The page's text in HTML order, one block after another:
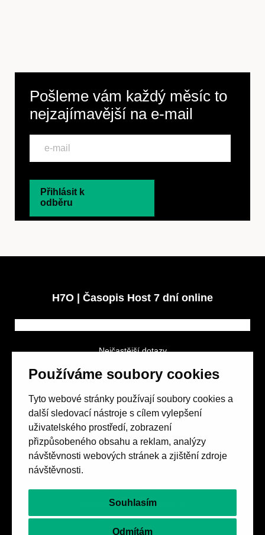
Používáme soubory cookies
Tyto webové stránky používají soubory cookies a
další sledovací nástroje s cílem vylepšení
uživatelského prostředí, zobrazení
přizpůsobeného obsahu a reklam, analýzy
návštěvnosti webových stránek a zjištění zdroje
návštěvnosti.
Souhlasím
Odmítám
Pošleme vám každý měsíc to
nejzajímavější na e-mail
Přihlásit k
odběru
H7O | Časopis Host 7 dní online
Nejčastější dotazy
Obchodní podmínky
Spolek přátel vydávání
657 42 Brno-střed
objednavky@casopishost.cz
+420 775 995 695